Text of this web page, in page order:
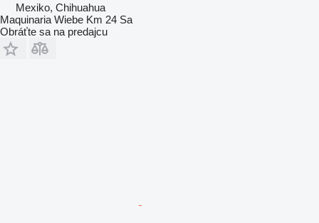
Mexiko, Chihuahua
Maquinaria Wiebe Km 24 Sa
Obráťte sa na predajcu